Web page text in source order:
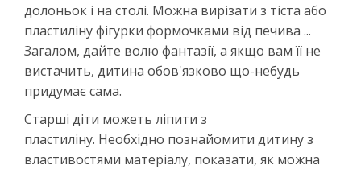
долоньок і на столі. Можна вирізати з тіста або
пластиліну фігурки формочками від печива ...
Загалом, дайте волю фантазії, а якщо вам її не
вистачить, дитина обов'язково що-небудь
придумає сама.
Старші діти можеть ліпити з
пластиліну. Необхідно познайомити дитину з
властивостями матеріалу, показати, як можна